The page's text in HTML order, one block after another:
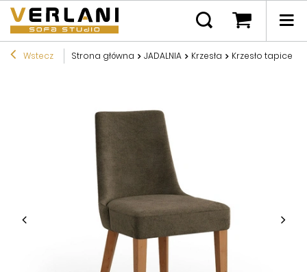
Wstecz Strona główna JADALNIA Krzesła Krzesło